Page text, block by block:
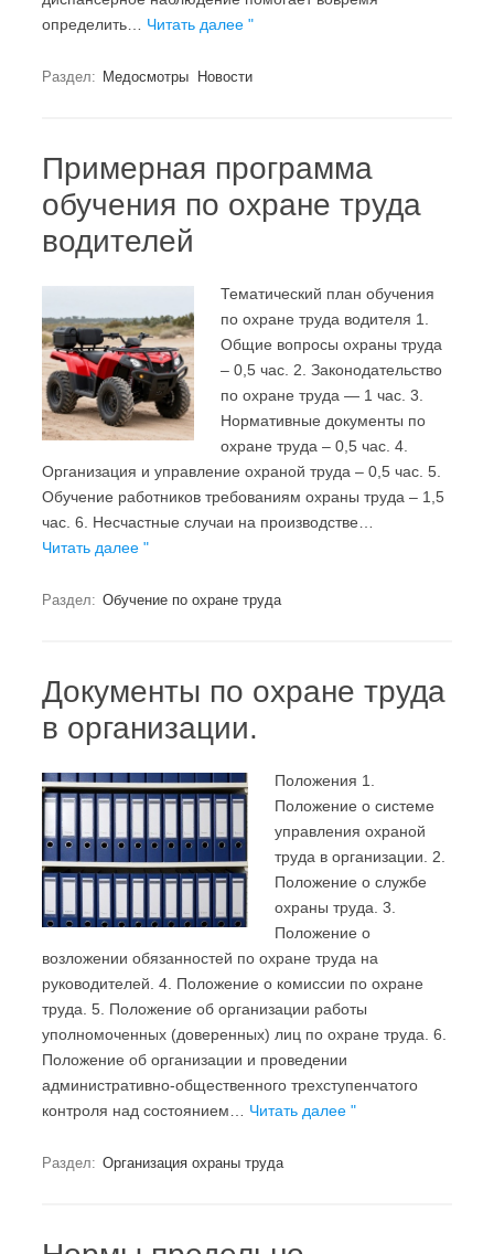
определить… Читать далее "
Раздел: Медосмотры Новости
Примерная программа
обучения по охране труда
водителей
Тематический план обучения
по охране труда водителя 1.
Общие вопросы охраны труда
– 0,5 час. 2. Законодательство
по охране труда — 1 час. 3.
Нормативные документы по
охране труда – 0,5 час. 4.
Организация и управление охраной труда – 0,5 час. 5.
Обучение работников требованиям охраны труда – 1,5
час. 6. Несчастные случаи на производстве…
Читать далее "
Раздел: Обучение по охране труда
Документы по охране труда
в организации.
Положения 1.
Положение о системе
управления охраной
труда в организации. 2.
Положение о службе
охраны труда. 3.
Положение о
возложении обязанностей по охране труда на
руководителей. 4. Положение о комиссии по охране
труда. 5. Положение об организации работы
уполномоченных (доверенных) лиц по охране труда. 6.
Положение об организации и проведении
административно-общественного трехступенчатого
контроля над состоянием… Читать далее "
Раздел: Организация охраны труда